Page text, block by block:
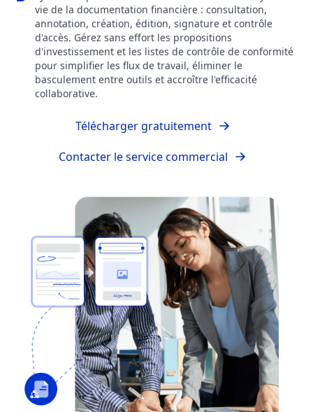
vie de la documentation financière : consultation,
annotation, création, édition, signature et contrôle
d'accès. Gérez sans effort les propositions
d'investissement et les listes de contrôle de conformité
pour simplifier les flux de travail, éliminer le
basculement entre outils et accroître l'efficacité
collaborative.
Télécharger gratuitement
Contacter le service commercial